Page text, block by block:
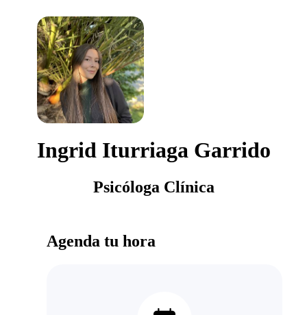
Ingrid Iturriaga Garrido
Psicóloga Clínica
Agenda tu hora